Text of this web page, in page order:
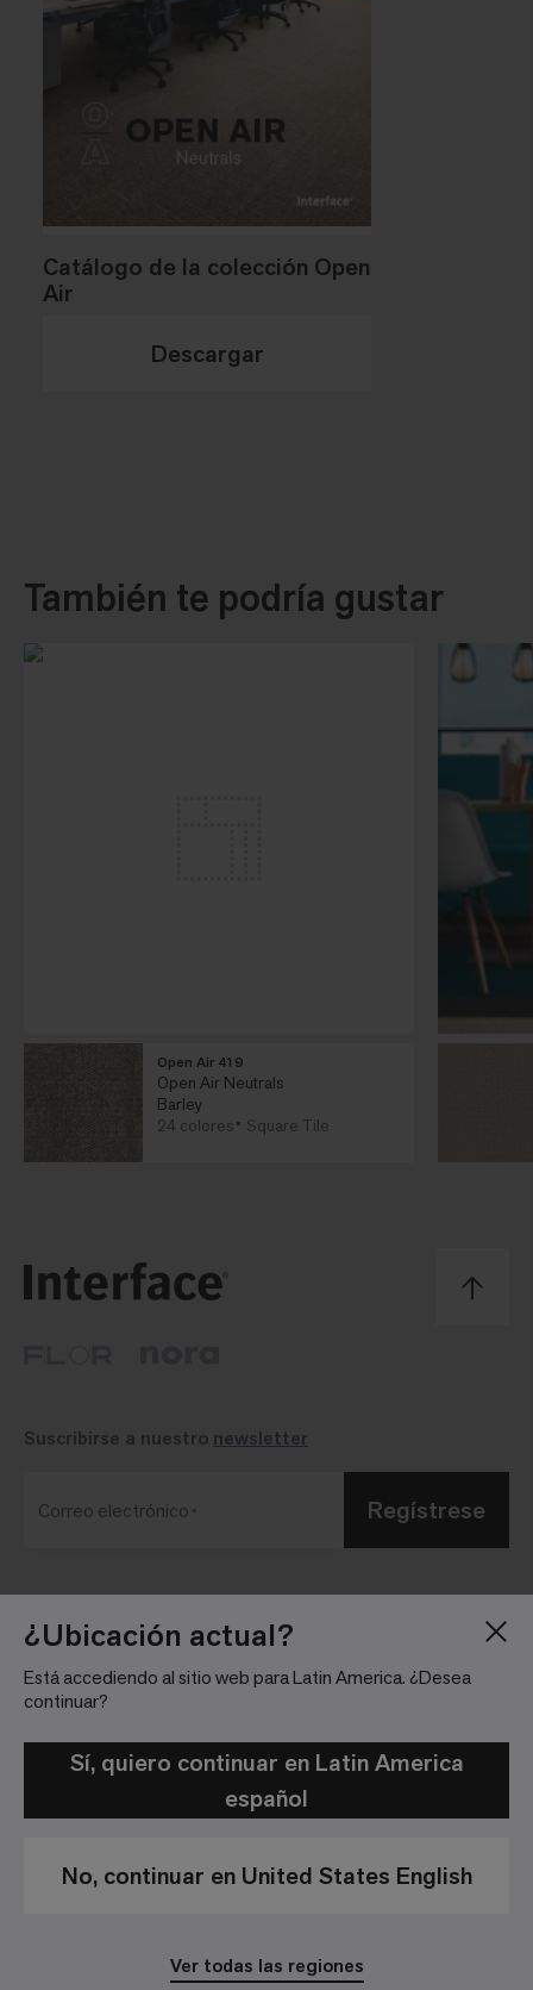
¿Ubicación actual?
Está accediendo al sitio web para Latin America. ¿Desea
continuar?
Sí, quiero continuar en Latin America
español
No, continuar en United States English
Ver todas las regiones
Catálogo de la colección Open
Air
Descargar
También te podría gustar
Open Air 419
Open Air Neutrals
Barley
24 colores
Square Tile
Blog
Trabaja con nosotros
Ubicaciones
Sala de Prensa
Inversionistas
comunidad
Suscribirse a nuestro newsletter
Correo electrónico Regístrese